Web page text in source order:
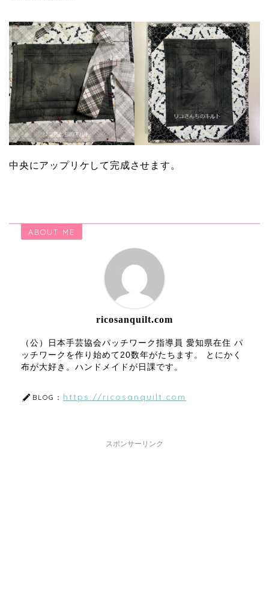
中央にアップリケして完成させます。
ABOUT ME
ricosanquilt.com
（公）日本手芸協会パッチワーク指導員 愛知県在住 パ
ッチワークを作り始めて20数年がたちます。 とにかく
布が大好き。ハンドメイドが日課です。
BLOG： https://ricosanquilt.com
スポンサーリンク